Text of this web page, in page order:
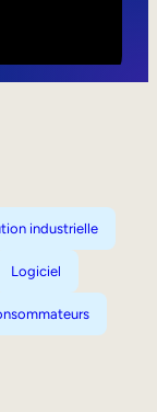
industrielle
Logiciel